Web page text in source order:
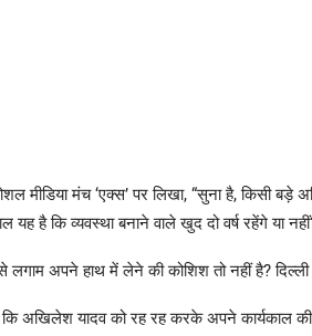
मीडिया मंच ‘एक्स’ पर लिखा, “सुना है, किसी बड़े
यह है कि व्यवस्था बनाने वाले खुद दो वर्ष रहेंगे या
अपने हाथ में लेने की कोशिश तो नहीं है?
कि अखिलेश यादव को रह रह करके अपने कार्यकाल